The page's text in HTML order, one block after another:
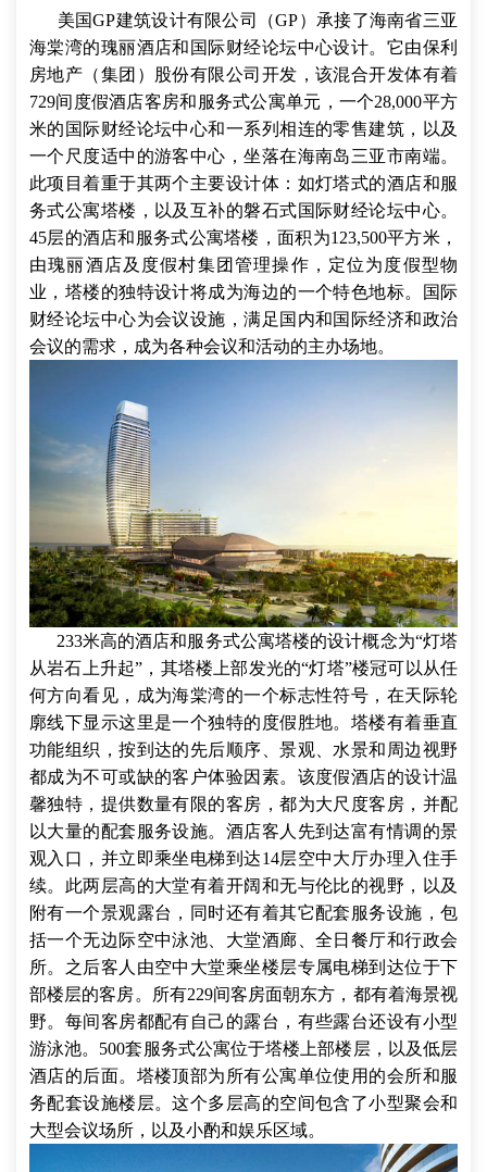
美国GP建筑设计有限公司（GP）承接了海南省三亚
海棠湾的瑰丽酒店和国际财经论坛中心设计。它由保利
房地产（集团）股份有限公司开发，该混合开发体有着
729间度假酒店客房和服务式公寓单元，一个28,000平方
米的国际财经论坛中心和一系列相连的零售建筑，以及
一个尺度适中的游客中心，坐落在海南岛三亚市南端。
此项目着重于其两个主要设计体：如灯塔式的酒店和服
务式公寓塔楼，以及互补的磐石式国际财经论坛中心。
45层的酒店和服务式公寓塔楼，面积为123,500平方米，
由瑰丽酒店及度假村集团管理操作，定位为度假型物
业，塔楼的独特设计将成为海边的一个特色地标。国际
财经论坛中心为会议设施，满足国内和国际经济和政治
会议的需求，成为各种会议和活动的主办场地。
233米高的酒店和服务式公寓塔楼的设计概念为“灯塔
从岩石上升起”，其塔楼上部发光的“灯塔”楼冠可以从任
何方向看见，成为海棠湾的一个标志性符号，在天际轮
廓线下显示这里是一个独特的度假胜地。塔楼有着垂直
功能组织，按到达的先后顺序、景观、水景和周边视野
都成为不可或缺的客户体验因素。该度假酒店的设计温
馨独特，提供数量有限的客房，都为大尺度客房，并配
以大量的配套服务设施。酒店客人先到达富有情调的景
观入口，并立即乘坐电梯到达14层空中大厅办理入住手
续。此两层高的大堂有着开阔和无与伦比的视野，以及
附有一个景观露台，同时还有着其它配套服务设施，包
括一个无边际空中泳池、大堂酒廊、全日餐厅和行政会
所。之后客人由空中大堂乘坐楼层专属电梯到达位于下
部楼层的客房。所有229间客房面朝东方，都有着海景视
野。每间客房都配有自己的露台，有些露台还设有小型
游泳池。500套服务式公寓位于塔楼上部楼层，以及低层
酒店的后面。塔楼顶部为所有公寓单位使用的会所和服
务配套设施楼层。这个多层高的空间包含了小型聚会和
大型会议场所，以及小酌和娱乐区域。